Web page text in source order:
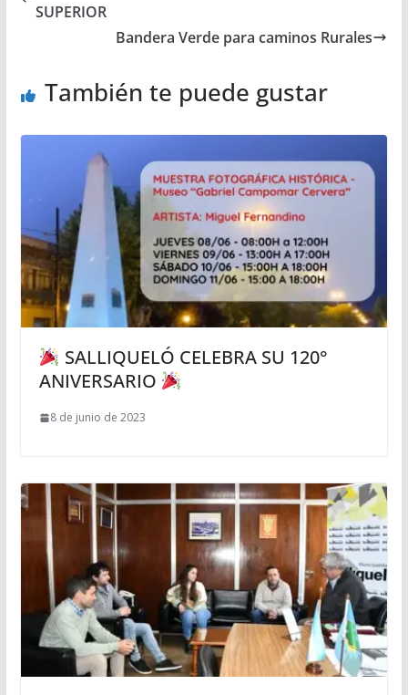
SUPERIOR
Bandera Verde para caminos Rurales
También te puede gustar
SALLIQUELÓ CELEBRA SU 120°
ANIVERSARIO
8 de junio de 2023